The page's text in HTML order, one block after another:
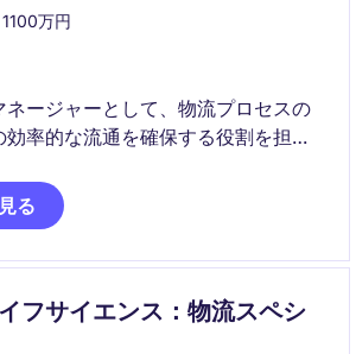
万円
ージャーとして、物流プロセスの
率的な流通を確保する役割を担い
。る
フサイエンス：物流スペシ